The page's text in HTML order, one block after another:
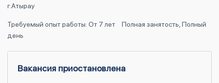
г.Атырау
Требуемый опыт работы: От 7 лет
Полная занятость, Полный
день
Вакансия приостановлена